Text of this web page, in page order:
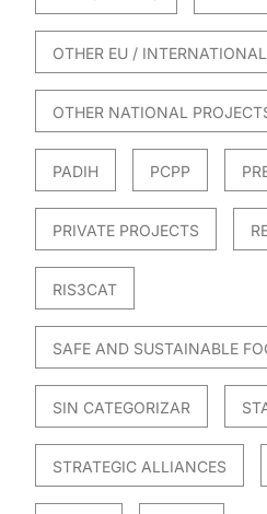
OTHER EU /
OTHER NATIONAL
PADIH PCPP
PRIVATE PROJECTS
RIS3CAT
SAFE AND SUSTAINABLE
SIN CATEGORIZAR
STRATEGIC ALLIANCES